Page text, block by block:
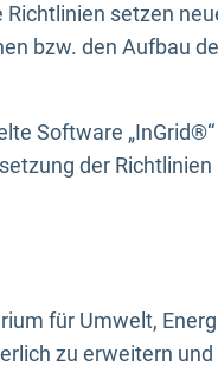
Richtlinien setzen
bzw. den Aufbau
Software
der Richtlinien
für Umwelt,
zu erweitern